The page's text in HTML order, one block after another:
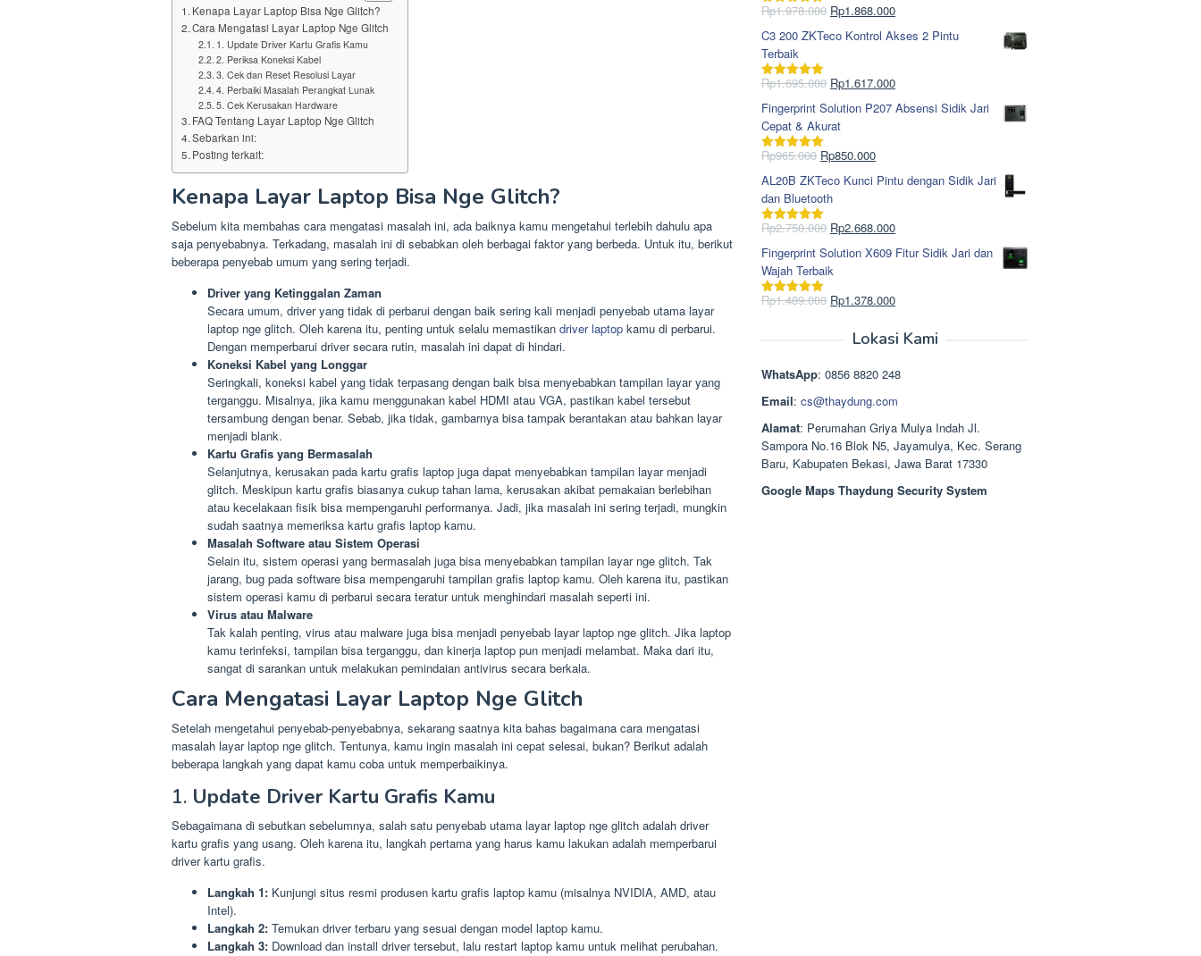
Kenapa Layar Laptop Bisa Nge Glitch?
Cara Mengatasi Layar Laptop Nge Glitch
1. Update Driver Kartu Grafis Kamu
2. Periksa Koneksi Kabel
3. Cek dan Reset Resolusi Layar
4. Perbaiki Masalah Perangkat Lunak
5. Cek Kerusakan Hardware
FAQ Tentang Layar Laptop Nge Glitch
Sebarkan ini:
Posting terkait:
Kenapa Layar Laptop Bisa Nge Glitch?
Sebelum kita membahas cara mengatasi masalah ini, ada baiknya kamu mengetahui terlebih dahulu apa
saja penyebabnya. Terkadang, masalah ini di sebabkan oleh berbagai faktor yang berbeda. Untuk itu, berikut
beberapa penyebab umum yang sering terjadi.
Driver yang Ketinggalan Zaman
Secara umum, driver yang tidak di perbarui dengan baik sering kali menjadi penyebab utama layar
laptop nge glitch. Oleh karena itu, penting untuk selalu memastikan driver laptop kamu di perbarui.
Dengan memperbarui driver secara rutin, masalah ini dapat di hindari.
Koneksi Kabel yang Longgar
Seringkali, koneksi kabel yang tidak terpasang dengan baik bisa menyebabkan tampilan layar yang
terganggu. Misalnya, jika kamu menggunakan kabel HDMI atau VGA, pastikan kabel tersebut
tersambung dengan benar. Sebab, jika tidak, gambarnya bisa tampak berantakan atau bahkan layar
menjadi blank.
Kartu Grafis yang Bermasalah
Selanjutnya, kerusakan pada kartu grafis laptop juga dapat menyebabkan tampilan layar menjadi
glitch. Meskipun kartu grafis biasanya cukup tahan lama, kerusakan akibat pemakaian berlebihan
atau kecelakaan fisik bisa mempengaruhi performanya. Jadi, jika masalah ini sering terjadi, mungkin
sudah saatnya memeriksa kartu grafis laptop kamu.
Masalah Software atau Sistem Operasi
Selain itu, sistem operasi yang bermasalah juga bisa menyebabkan tampilan layar nge glitch. Tak
jarang, bug pada software bisa mempengaruhi tampilan grafis laptop kamu. Oleh karena itu, pastikan
sistem operasi kamu di perbarui secara teratur untuk menghindari masalah seperti ini.
Virus atau Malware
Tak kalah penting, virus atau malware juga bisa menjadi penyebab layar laptop nge glitch. Jika laptop
kamu terinfeksi, tampilan bisa terganggu, dan kinerja laptop pun menjadi melambat. Maka dari itu,
sangat di sarankan untuk melakukan pemindaian antivirus secara berkala.
Cara Mengatasi Layar Laptop Nge Glitch
Setelah mengetahui penyebab-penyebabnya, sekarang saatnya kita bahas bagaimana cara mengatasi
masalah layar laptop nge glitch. Tentunya, kamu ingin masalah ini cepat selesai, bukan? Berikut adalah
beberapa langkah yang dapat kamu coba untuk memperbaikinya.
1. Update Driver Kartu Grafis Kamu
Sebagaimana di sebutkan sebelumnya, salah satu penyebab utama layar laptop nge glitch adalah driver
kartu grafis yang usang. Oleh karena itu, langkah pertama yang harus kamu lakukan adalah memperbarui
driver kartu grafis.
Langkah 1: Kunjungi situs resmi produsen kartu grafis laptop kamu (misalnya NVIDIA, AMD, atau
Intel).
Langkah 2: Temukan driver terbaru yang sesuai dengan model laptop kamu.
Langkah 3: Download dan install driver tersebut, lalu restart laptop kamu untuk melihat perubahan.
Dinilai5.00
Rp1.978.000 Harga
aslinya
adalah:
Rp1.868.000Harga
saat
ini
Rp1.868.000.
C3 200 ZKTeco Kontrol Akses 2 Pintu
Terbaik
Dinilai5.00
Rp1.695.000 Harga
aslinya
adalah:
Rp1.695.000.
Rp1.617.000Harga
saat
ini
Fingerprint Solution P207 Absensi Sidik Jari
Cepat & Akurat
Dinilai5.00
Rp965.000 Harga
aslinya
adalah:
Rp965.000.
Rp850.000Harga
saat
ini
Rp850.000.
AL20B ZKTeco Kunci Pintu dengan Sidik Jari
dan Bluetooth
Dinilai5.00
Rp2.750.000 Harga
aslinya
adalah:
Rp2.750.000.
Rp2.668.000Harga
saat
ini
Rp2.668.000.
Fingerprint Solution X609 Fitur Sidik Jari dan
Wajah Terbaik
Dinilai5.00
Rp1.489.000 Harga
adalah:
Rp1.378.000Harga
ini
Rp1.378.000.
Lokasi Kami
WhatsApp: 0856 8820 248
Email: cs@thaydung.com
Alamat: Perumahan Griya Mulya Indah Jl.
Sampora No.16 Blok N5, Jayamulya, Kec. Serang
Baru, Kabupaten Bekasi, Jawa Barat 17330
Google Maps Thaydung Security System